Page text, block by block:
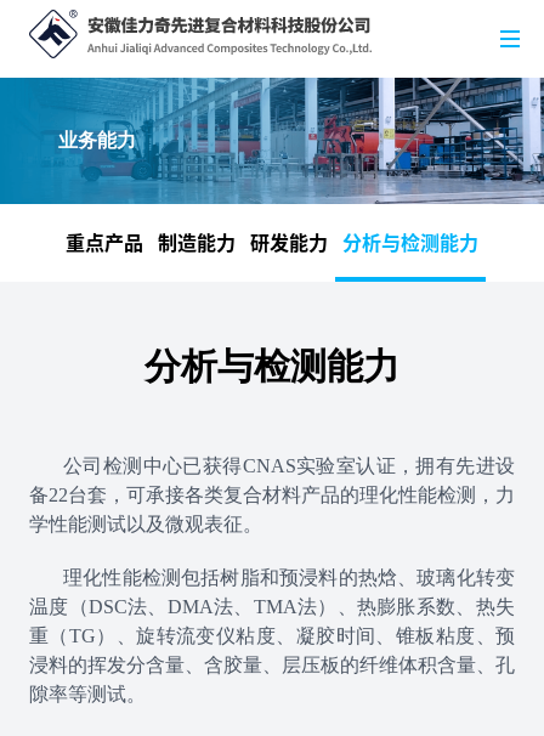
业务能力
重点产品 制造能力 研发能力 分析与检测能力
分析与检测能力
公司检测中心已获得CNAS实验室认证，拥有先进设
备22台套，可承接各类复合材料产品的理化性能检测，力
学性能测试以及微观表征。
理化性能检测包括树脂和预浸料的热焓、玻璃化转变
温度（DSC法、DMA法、TMA法）、热膨胀系数、热失
重（TG）、旋转流变仪粘度、凝胶时间、锥板粘度、预
浸料的挥发分含量、含胶量、层压板的纤维体积含量、孔
隙率等测试。